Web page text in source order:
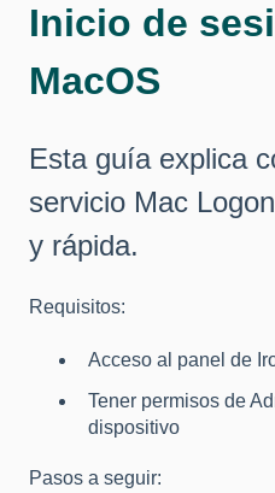
Inicio de
MacOS
Esta guía explica
servicio Mac
y rápida.
Requisitos:
Acceso al panel de
Tener permisos de
dispositivo
Pasos a seguir: